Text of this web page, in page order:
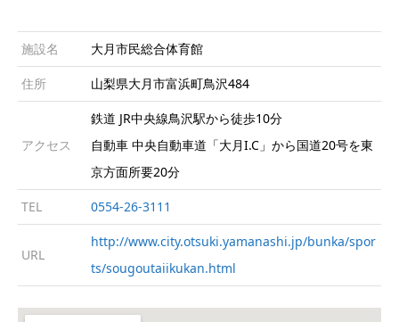
施設名 大月市民総合体育館
住所 山梨県大月市富浜町鳥沢484
アクセス
鉄道 JR中央線鳥沢駅から徒歩10分
自動車 中央自動車道「大月I.C」から国道20号を東
京方面所要20分
TEL 0554-26-3111
URL
http://www.city.otsuki.yamanashi.jp/bunka/spor
ts/sougoutaiikukan.html